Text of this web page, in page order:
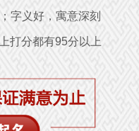
字义好，寓意深刻
打分都有95分以上